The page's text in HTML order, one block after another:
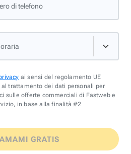
di telefono
ai sensi del regolamento UE
trattamento dei dati personali per
sulle offerte commerciali di Fastweb e
in base alla finalità #2
GRATIS